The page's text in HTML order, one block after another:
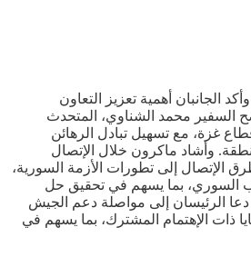
الجانبان أهمية تعزيز التعاون
السفير محمد الشناوي، المتحدث
غزة، مع تسهيل تبادل الرهائن
وأشاد ماكرون خلال الإتصال
الإتصال إلى تطورات الأزمة السورية،
السوري، بما يسهم في تحقيق حل
ذاته، ناقش الجانبان الوضع في لبنان، حيث أكدا ضرورة إستكمال تنفيذ بنود إتفاق وقف إطلاق النار؛ وفق قرار مجلس الأمن رقم 1701. كما دعا الرئيسان إلى مواصلة دعم الجيش
ذات الإهتمام المشترك، بما يسهم في